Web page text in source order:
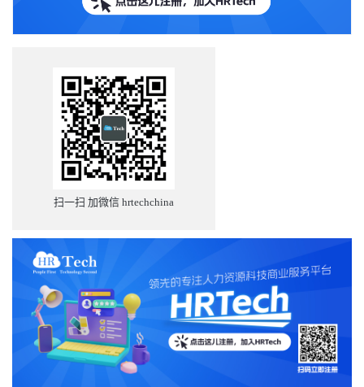
扫一扫 加微信 hrtechchina